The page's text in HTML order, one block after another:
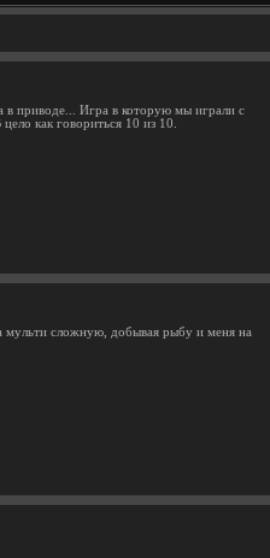
в приводе... Игра в которую мы играли с
как говориться 10 из 10.
мульти сложную, добывая рыбу и меня на